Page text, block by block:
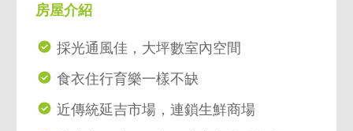
房屋介紹
採光通風佳，大坪數室內空間
食衣住行育樂一樣不缺
近傳統延吉市場，連鎖生鮮商場